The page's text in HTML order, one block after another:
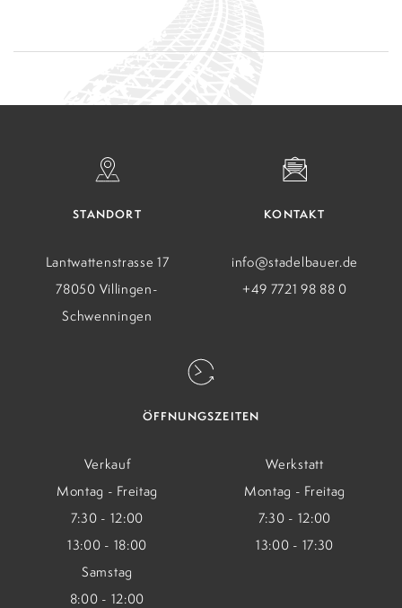
STANDORT
Lantwattenstrasse 17
78050 Villingen-
Schwenningen
ÖFFNUNGSZEITEN
Verkauf
Montag - Freitag
7:30 - 12:00
13:00 - 18:00
Samstag
8:00 - 12:00
Werkstatt
Montag - Freitag
7:30 - 12:00
13:00 - 17:30
KONTAKT
info@stadelbauer.de
+49 7721 98 88 0